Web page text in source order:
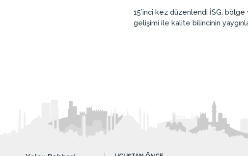
15’inci kez düzenlendi İSG,
gelişimi ile kalite bilincinin